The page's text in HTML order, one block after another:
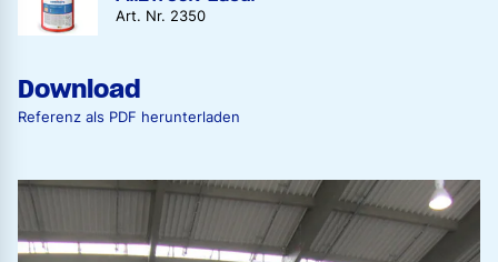
Art. Nr. 2350
Download
Referenz als PDF herunterladen